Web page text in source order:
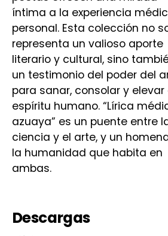
íntima a la experiencia
personal. Esta colección no
representa un valioso aporte
literario y cultural, sino
un testimonio del poder del
para sanar, consolar y elevar
espíritu humano. “Lírica
azuaya” es un puente entre
ciencia y el arte, y un
la humanidad que habita en
ambas.
Descargas